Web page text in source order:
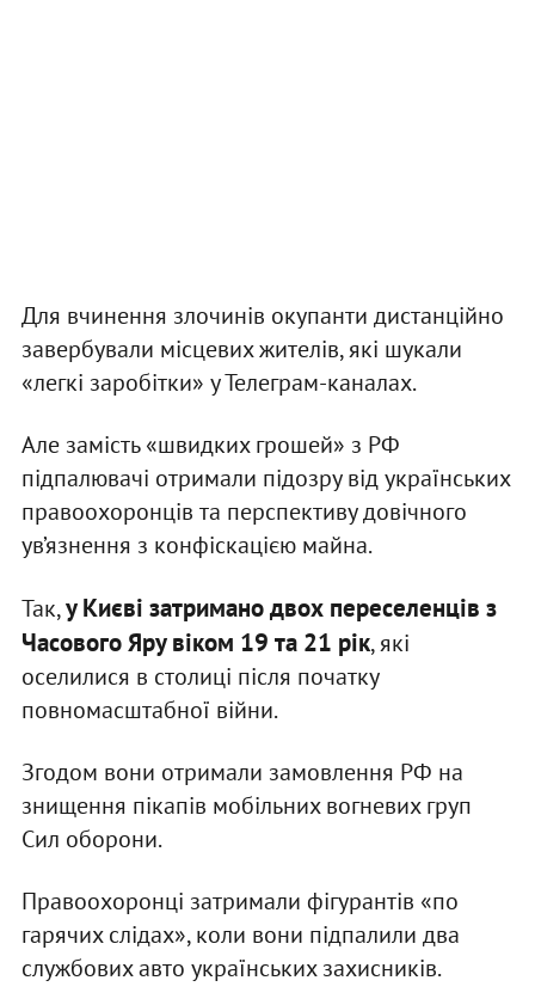
Для вчинення злочинів окупанти дистанційно
завербували місцевих жителів, які шукали
«легкі заробітки» у Телеграм-каналах.
Але замість «швидких грошей» з РФ
підпалювачі отримали підозру від українських
правоохоронців та перспективу довічного
ув’язнення з конфіскацією майна.
Так,у Києві затримано двох переселенців з
Часового Яру віком 19 та 21 рік, які
оселилися в столиці після початку
повномасштабної війни.
Згодом вони отримали замовлення РФ на
знищення пікапів мобільних вогневих груп
Сил оборони.
Правоохоронці затримали фігурантів «по
гарячих слідах», коли вони підпалили два
службових авто українських захисників.